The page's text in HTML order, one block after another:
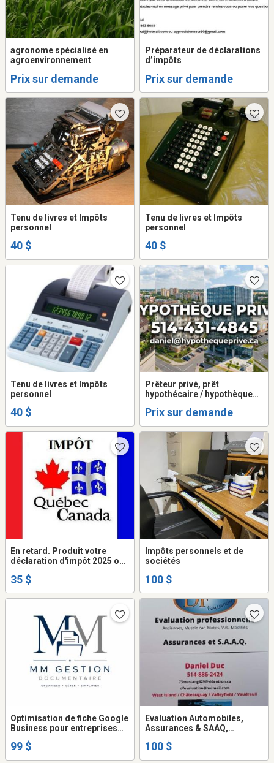
agronome spécialisé en
agroenvironnement
Prix sur demande
Préparateur de déclarations
d’impôts
Prix sur demande
Tenu de livres et Impôts
personnel
40 $
Tenu de livres et Impôts
personnel
40 $
Tenu de livres et Impôts
personnel
40 $
Prêteur privé, prêt
hypothécaire / hypothèque
approuvé.
Prix sur demande
En retard. Produit votre
déclaration d'impôt 2025 ou
35 $
Impôts personnels et de
sociétés
100 $
Optimisation de fiche Google
Business pour entreprises
99 $
Evaluation Automobiles,
Assurances & SAAQ,
Châteauguay, Valleyfield,
100 $